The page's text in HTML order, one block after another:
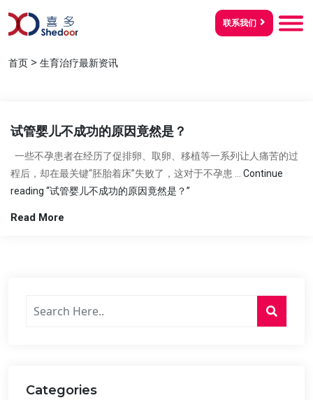
联系我们
首页 > 生育治疗最新资讯
试管婴儿不成功的原因竟然是？
一些不孕患者在经历了促排卵、取卵、移植等一系列让人痛苦的过
程后，却在最关键“胚胎着床”失败了，这对于不孕患 … Continue
reading “试管婴儿不成功的原因竟然是？”
Read More
Categories